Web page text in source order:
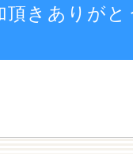
頂きありが